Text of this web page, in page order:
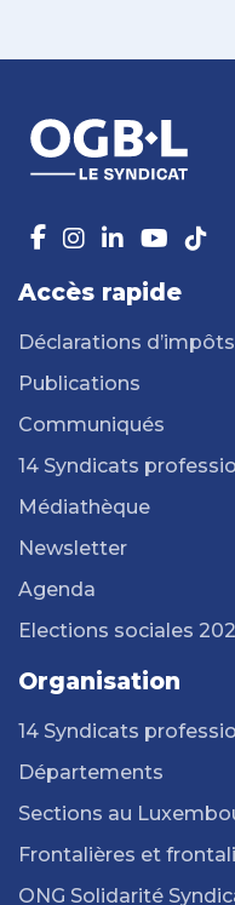
Accès rapide
Déclarations d’impôts
Publications
Communiqués
14 Syndicats
Médiathèque
Newsletter
Agenda
Elections sociales
Organisation
14 Syndicats
Départements
Sections au
Frontalières et
ONG Solidarité